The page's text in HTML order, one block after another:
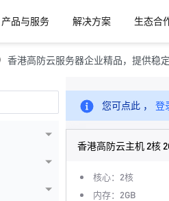
产品与服务 解决方案 生态合
香港高防云服务器企业精品，提供稳
您可点此 ， 登
香港高防云主机 2核
核心：2核
内存：2GB